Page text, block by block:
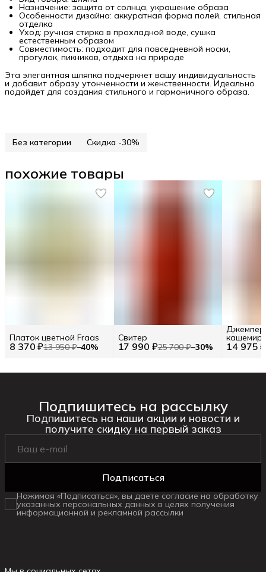
Назначение: защита от солнца, украшение образа
Особенности дизайна: аккуратная форма полей, стильная
отделка
Уход: ручная стирка в прохладной воде, сушка
естественным образом
Совместимость: подходит для повседневной носки,
прогулок, пикников, отдыха на природе
Эта элегантная шляпка подчеркнет вашу индивидуальность
и добавит образу утонченности и женственности. Идеально
подойдет для создания стильного и гармоничного образа.
Без категории Скидка -30%
похожие товары
8 370 ₽13 950 ₽−40%
Платок цветной Fraas
17 990 ₽25 700 ₽−30%
Свитер
14 975 ₽
Джемпер
uni / Uni
Подпишитесь на рассылку
Подпишитесь на наши акции и новости и
получите скидку на первый заказ
Подписаться
Нажимая «Подписаться», вы даете согласие на обработку
указанных персональных данных в целях получения
информационной и рекламной рассылки